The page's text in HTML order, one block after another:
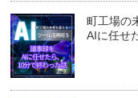
町工場の
AIに任せ